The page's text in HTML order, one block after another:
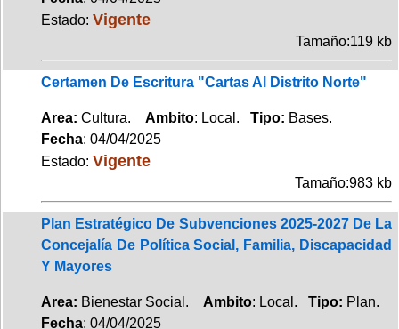
Estado: Vigente
Tamaño:119 kb
Certamen De Escritura "Cartas Al Distrito Norte"
Area: Cultura. Ambito: Local. Tipo: Bases.
Fecha: 04/04/2025
Estado: Vigente
Tamaño:983 kb
Plan Estratégico De Subvenciones 2025-2027 De La
Concejalía De Política Social, Familia, Discapacidad
Y Mayores
Area: Bienestar Social. Ambito: Local. Tipo: Plan.
Fecha: 04/04/2025